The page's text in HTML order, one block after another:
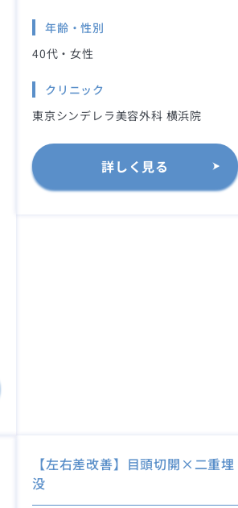
年齢・性別
40代・女性
クリニック
東京シンデレラ美容外科 横浜院
詳しく見る
【左右差改善】目頭切開×二重埋
没